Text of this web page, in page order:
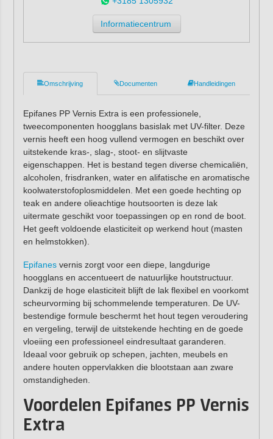
Informatiecentrum
Omschrijving Documenten Handleidingen
Epifanes PP Vernis Extra is een professionele,
tweecomponenten hoogglans basislak met UV-filter. Deze
vernis heeft een hoog vullend vermogen en beschikt over
uitstekende kras-, slag-, stoot- en slijtvaste
eigenschappen. Het is bestand tegen diverse chemicaliën,
alcoholen, frisdranken, water en alifatische en aromatische
koolwaterstofoplosmiddelen. Met een goede hechting op
teak en andere olieachtige houtsoorten is deze lak
uitermate geschikt voor toepassingen op en rond de boot.
Het geeft voldoende elasticiteit op werkend hout (masten
en helmstokken).
Epifanesvernis zorgt voor een diepe, langdurige
hoogglans en accentueert de natuurlijke houtstructuur.
Dankzij de hoge elasticiteit blijft de lak flexibel en voorkomt
scheurvorming bij schommelende temperaturen. De UV-
bestendige formule beschermt het hout tegen veroudering
en vergeling, terwijl de uitstekende hechting en de goede
vloeiing een professioneel eindresultaat garanderen.
Ideaal voor gebruik op schepen, jachten, meubels en
andere houten oppervlakken die blootstaan aan zware
omstandigheden.
Voordelen Epifanes PP Vernis
Extra